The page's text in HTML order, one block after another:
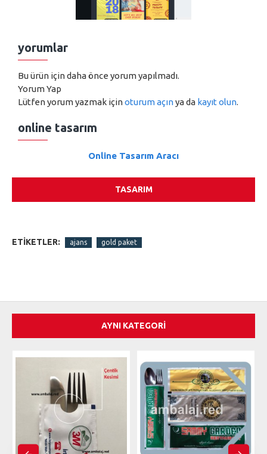
yorumlar
Bu ürün için daha önce yorum yapılmadı.
Yorum Yap
Lütfen yorum yazmak içinoturum açınya da kayıt olun.
online tasarım
Online Tasarım Aracı
TASARIM
ETIKETLER: ajans gold paket
AYNI KATEGORI